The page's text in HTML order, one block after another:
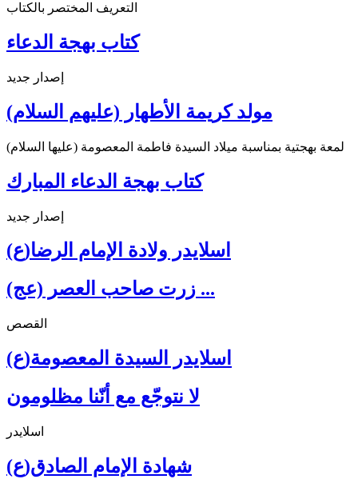
التعريف المختصر بالكتاب
كتاب بهجة الدعاء
إصدار جديد
مولد كريمة الأطهار (عليهم السلام)
لمعة بهجتية بمناسبة ميلاد السيدة فاطمة المعصومة (عليها السلام)
كتاب بهجة الدعاء المبارك
إصدار جديد
اسلايدر ولادة الإمام الرضا(ع)
زرت صاحب العصر (عج) ...
القصص
اسلايدر السيدة المعصومة(ع)
لا نتوجّع مع أنّنا مظلومون
اسلايدر
شهادة الإمام الصادق(ع)